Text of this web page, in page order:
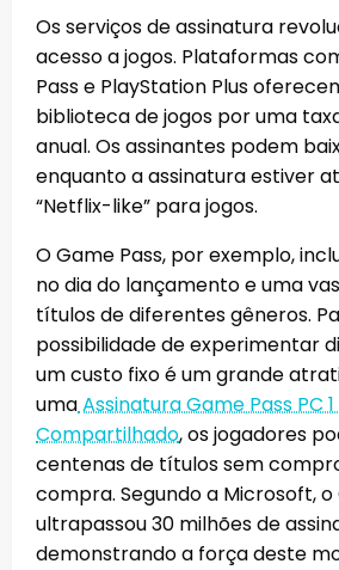
Os serviços de assinatura
acesso a jogos. Plataformas
Pass e PlayStation Plus
biblioteca de jogos por uma
anual. Os assinantes podem
enquanto a assinatura estiver
“Netflix-like” para jogos.
O Game Pass, por exemplo,
no dia do lançamento e uma
títulos de diferentes gêneros.
possibilidade de experimentar
um custo fixo é um grande
umaAssinatura Game Pass PC
Compartilhado, os jogadores
centenas de títulos sem
compra. Segundo a Microsoft, o
ultrapassou 30 milhões de
demonstrando a força deste